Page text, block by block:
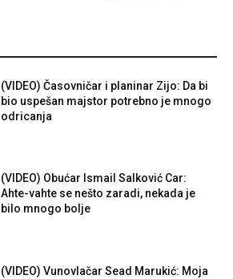
(VIDEO) Časovničar i planinar Zijo: Da bi
bio uspešan majstor potrebno je mnogo
odricanja
(VIDEO) Obućar Ismail Salković Car:
Ahte-vahte se nešto zaradi, nekada je
bilo mnogo bolje
(VIDEO) Vunovlačar Sead Marukić: Moja